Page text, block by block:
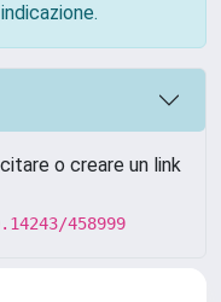
o creare un link
458999